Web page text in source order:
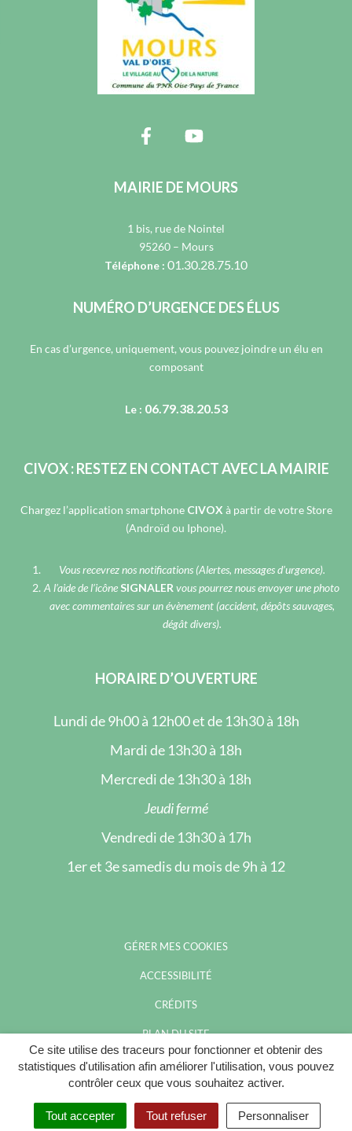
Ce site utilise des traceurs pour fonctionner et obtenir des
statistiques d'utilisation afin améliorer l'utilisation, vous pouvez
contrôler ceux que vous souhaitez activer.
Tout accepter Tout refuser Personnaliser
MAIRIE DE MOURS
1 bis, rue de Nointel
95260 – Mours
Téléphone : 01.30.28.75.10
NUMÉRO D’URGENCE DES ÉLUS
En cas d’urgence, uniquement, vous pouvez joindre un élu en
composant
Le : 06.79.38.20.53
CIVOX : RESTEZ EN CONTACT AVEC LA MAIRIE
Chargez l’application smartphone CIVOX à partir de votre Store
(Androïd ou Iphone).
Vous recevrez nos notifications (Alertes, messages d’urgence).
A l’aide de l’icône SIGNALER vous pourrez nous envoyer une photo
avec commentaires sur un évènement (accident, dépôts sauvages,
dégât divers).
HORAIRE D’OUVERTURE
Lundi de 9h00 à 12h00 et de 13h30 à 18h
Mardi de 13h30 à 18h
Mercredi de 13h30 à 18h
Jeudi fermé
Vendredi de 13h30 à 17h
1er et 3e samedis du mois de 9h à 12
GÉRER MES COOKIES
ACCESSIBILITÉ
CRÉDITS
PLAN DU SITE
MENTIONS LÉGALES
POLITIQUE DE CONFIDENTIALITÉ